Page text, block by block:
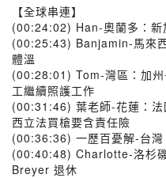
【全球串連】
(00:24:02) Han-奧蘭多：新
(00:25:43) Banjamin-馬來
體溫
(00:28:01) Tom-灣區：加州
工繼續照護工作
(00:31:46) 葉老師-花蓮：
西立法買槍要含責任險
(00:36:36) 一歷百憂解-台
(00:40:48) Charlotte-洛杉
Breyer 退休